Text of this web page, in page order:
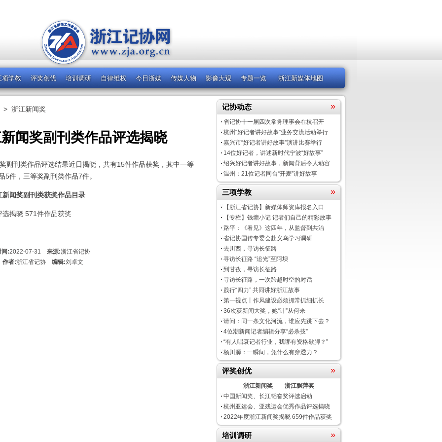
项学教 评奖创优 培训调研 自律维权 今日浙媒 传媒人物 影像大观 专题一览 浙江新媒体地图
> 浙江新闻奖
闻奖副刊类作品评选揭晓
副刊类作品评选结果近日揭晓，共有15件作品获奖，其中一等
件，三等奖副刊类作品7件。
新闻奖副刊类获奖作品目录
揭晓 571件作品获奖
间:2022-07-31 来源:浙江省记协
作者:浙江省记协 编辑:刘卓文
记协动态 »
省记协十一届四次常务理事会在杭召开
杭州“好记者讲好故事”业务交流活动举行
嘉兴市“好记者讲好故事”演讲比赛举行
14位好记者，讲述新时代宁波“好故事”
绍兴好记者讲好故事，新闻背后令人动容
温州：21位记者同台“开麦”讲好故事
三项学教 »
【浙江省记协】新媒体师资库报名入口
【专栏】钱塘小记 记者们自己的精彩故事
路平：《看见》这四年，从监督到共治
省记协国传专委会赴义乌学习调研
去川西，寻访长征路
寻访长征路 “追光”至阿坝
到甘孜，寻访长征路
寻访长征路，一次跨越时空的对话
践行“四力” 共同讲好浙江故事
第一视点丨作风建设必须抓常抓细抓长
36次获新闻大奖，她“计”从何来
请问：同一条文化河流，谁应先跳下去？
4位潮新闻记者编辑分享“必杀技”
“有人唱衰记者行业，我哪有资格歇脚？”
杨川源：一瞬间，凭什么有穿透力？
评奖创优 »
浙江新闻奖
浙江飘萍奖
中国新闻奖、长江韬奋奖评选启动
杭州亚运会、亚残运会优秀作品评选揭晓
2022年度浙江新闻奖揭晓 659件作品获奖
培训调研 »